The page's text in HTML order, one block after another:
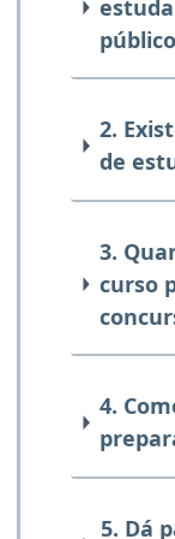
2.
de
3.
curso
4.
5. Dá